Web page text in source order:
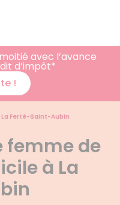
avec l’avance
d’impôt*
!
La Ferté-Saint-Aubin
femme de
à La